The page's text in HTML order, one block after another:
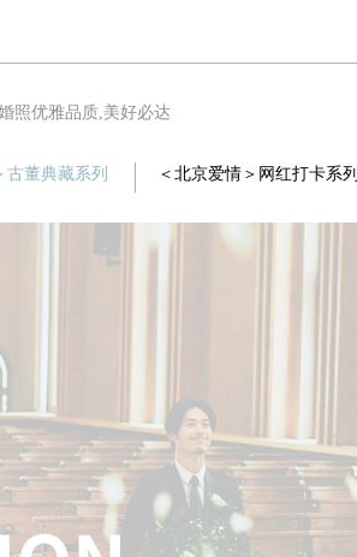
照优雅品质,美好必达
古董典藏系列 ＜北京爱情＞网红打卡系列